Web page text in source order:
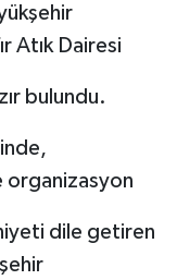
Atık Dairesi
bulundu.
organizasyon
dile getiren